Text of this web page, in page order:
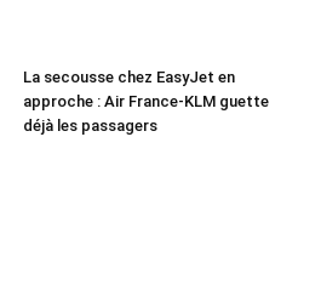
La secousse chez EasyJet en
approche : Air France-KLM guette
déjà les passagers